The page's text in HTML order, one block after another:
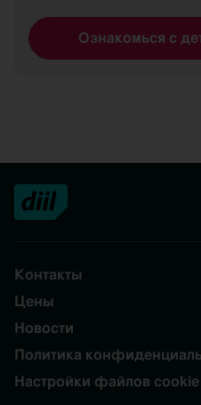
Ознакомься с
Контакты
Цены
Новости
Политика
Настройки файлов cookie